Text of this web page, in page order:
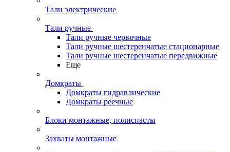
Тали электрические
Тали ручные
Тали ручные червячные
Тали ручные шестеренчатые стационарные
Тали ручные шестеренчатые передвижные
Еще
Домкраты
Домкраты гидравлические
Домкраты реечные
Блоки монтажные, полиспасты
Захваты монтажные